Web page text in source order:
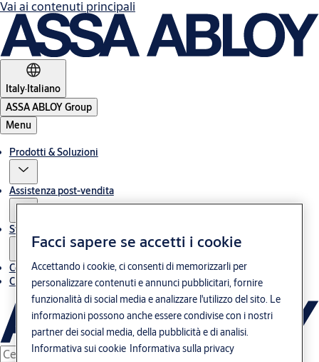
Vai ai contenuti principali
Italy·Italiano
ASSA ABLOY Group
Menu
Prodotti & Soluzioni
Assistenza post-vendita
Storie
Contatti
Chi siamo
Facci sapere se accetti i cookie
Accettando i cookie, ci consenti di memorizzarli per
personalizzare contenuti e annunci pubblicitari, fornire
funzionalità di social media e analizzare l'utilizzo del sito. Le
informazioni possono anche essere condivise con i nostri
partner dei social media, della pubblicità e di analisi.
Informativa sui cookie Informativa sulla privacy